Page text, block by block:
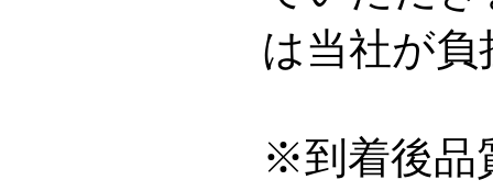
は当社が
※到着後